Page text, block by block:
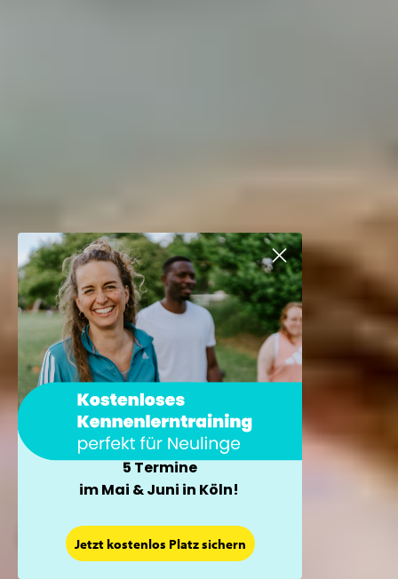
5 Termine
im Mai & Juni in Köln!
Jetzt kostenlos Platz sichern